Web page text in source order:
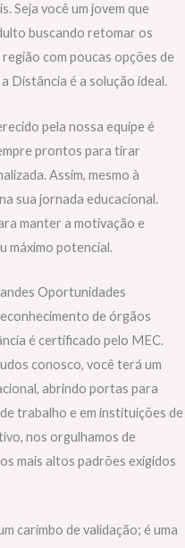
Seja você um jovem que
buscando retomar os
com poucas opções de
Distância é a solução ideal.
pela nossa equipe é
prontos para tirar
Assim, mesmo à
sua jornada educacional.
manter a motivação e
máximo potencial.
Oportunidades
de órgãos
é certificado pelo MEC.
conosco, você terá um
abrindo portas para
trabalho e em instituições de
nos orgulhamos de
mais altos padrões exigidos
carimbo de validação; é uma